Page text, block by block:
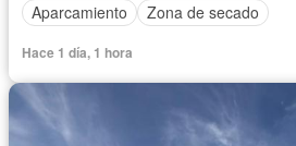
Aparcamiento
Zona de secado
Hace 1 día, 1 hora